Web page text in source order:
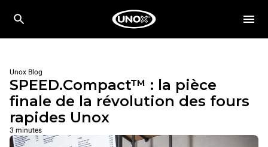
Unox Blog
SPEED.Compact™ : la pièce
finale de la révolution des fours
rapides Unox
3 minutes